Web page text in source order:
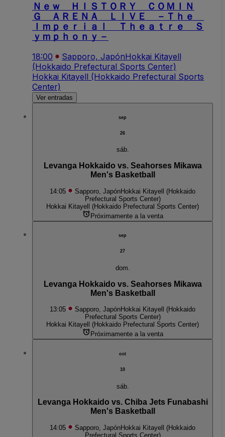
Ｎｅｗ ＨＩＳＴＯＲＹ ＣＯＭＩＮ
Ｇ ＡＲＥＮＡ ＬＩＶＥ －Ｔｈｅ
Ｉｍｐｅｒｉａｌ Ｔｈｅａｔｒｅ Ｓ
ｙｍｐｈｏｎｙ－
18:00 Sapporo, JapónHokkai Kitayell
(Hokkaido Prefectural Sports Center)
Hokkai Kitayell (Hokkaido Prefectural Sports
Center)
Ver entradas
sep
26
sáb.
Levanga Hokkaido vs. Seahorses Mikawa
Men's Basketball
14:05 Sapporo, JapónHokkai Kitayell (Hokkaido
Prefectural Sports Center)
Hokkai Kitayell (Hokkaido Prefectural Sports Center)
Próximamente a la venta
sep
27
dom.
Levanga Hokkaido vs. Seahorses Mikawa
Men's Basketball
13:05 Sapporo, JapónHokkai Kitayell (Hokkaido
Prefectural Sports Center)
Hokkai Kitayell (Hokkaido Prefectural Sports Center)
Próximamente a la venta
oct
10
sáb.
Levanga Hokkaido vs. Chiba Jets Funabashi
Men's Basketball
14:05 Sapporo, JapónHokkai Kitayell (Hokkaido
Prefectural Sports Center)